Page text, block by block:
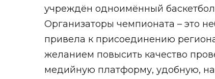
учреждён одноимённый
Организаторы чемпионата – это
привела к присоединению
желанием повысить качество
медийную платформу, удобную,